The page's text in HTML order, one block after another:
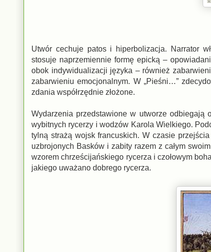
Utwór cechuje patos i hiperbolizacja. Narrator
stosuje naprzemiennie formę epicką –
obok indywidualizacji języka – również
zabarwieniu emocjonalnym. W „Pieśni…”
zdania współrzędnie złożone.
Wydarzenia przedstawione w utworze odbiegają
wybitnych rycerzy i wodzów Karola Wielkiego.
tylną strażą wojsk francuskich. W czasie
uzbrojonych Basków i zabity razem z całym
wzorem chrześcijańskiego rycerza i czołowym
jakiego uważano dobrego rycerza.